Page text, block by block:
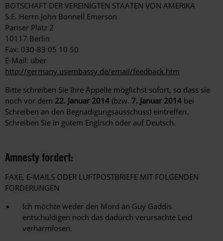
BOTSCHAFT DER VEREINIGTEN STAATEN VON AMERIKA
S.E. Herrn John Bonnell Emerson
Pariser Platz 2
10117 Berlin
Fax: 030-83 05 10 50
E-Mail: über
http://germany.usembassy.de/email/feedback.htm
Bitte schreiben Sie Ihre Appelle möglichst sofort, so dass sie
noch vor dem 22. Januar 2014 (bzw. 7. Januar 2014 bei
Schreiben an den Begnadigungsausschuss) eintreffen.
Schreiben Sie in gutem Englisch oder auf Deutsch.
Amnesty fordert:
FAXE, E-MAILS ODER LUFTPOSTBRIEFE MIT FOLGENDEN
FORDERUNGEN
Ich möchte weder den Mord an Guy Gaddis
entschuldigen noch das dadurch verursachte Leid
verharmlosen.